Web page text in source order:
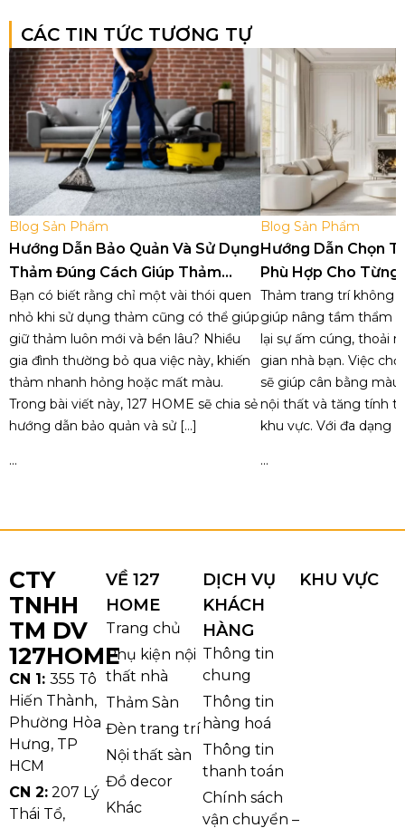
CÁC TIN TỨC TƯƠNG TỰ
Blog Sản Phẩm
Hướng Dẫn Bảo Quản Và Sử Dụng
Thảm Đúng Cách Giúp Thảm
Luôn Như Mới
Bạn có biết rằng chỉ một vài thói quen
nhỏ khi sử dụng thảm cũng có thể giúp
giữ thảm luôn mới và bền lâu? Nhiều
gia đình thường bỏ qua việc này, khiến
thảm nhanh hỏng hoặc mất màu.
Trong bài viết này, 127 HOME sẽ chia sẻ
hướng dẫn bảo quản và sử […]
...
Blog Sản Phẩm
Hướng Dẫn Chọn
Phù Hợp Cho Từng
Trong Nhà
Thảm trang trí không
giúp nâng tầm thẩm
lại sự ấm cúng, thoải
gian nhà bạn. Việc
sẽ giúp cân bằng màu
nội thất và tăng tính
khu vực. Với đa dạng
...
CTY
TNHH
TM DV
127HOME
CN 1: 355 Tô
Hiến Thành,
Phường Hòa
Hưng, TP
HCM
CN 2: 207 Lý
Thái Tổ,
VỀ 127
HOME
Trang chủ
Phụ kiện nội
thất nhà
Thảm Sàn
Đèn trang trí
Nội thất sàn
Đồ decor
Khác
DỊCH VỤ
KHÁCH
HÀNG
Thông tin
chung
Thông tin
hàng hoá
Thông tin
thanh toán
Chính sách
vận chuyển –
KHU VỰC